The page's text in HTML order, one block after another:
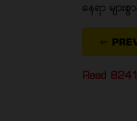
နေရာ မျ
⇐
Read